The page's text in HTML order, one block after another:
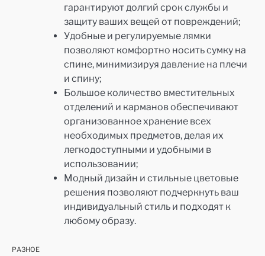
гарантируют долгий срок службы и
защиту ваших вещей от повреждений;
Удобные и регулируемые лямки
позволяют комфортно носить сумку на
спине, минимизируя давление на плечи
и спину;
Большое количество вместительных
отделений и карманов обеспечивают
организованное хранение всех
необходимых предметов, делая их
легкодоступными и удобными в
использовании;
Модный дизайн и стильные цветовые
решения позволяют подчеркнуть ваш
индивидуальный стиль и подходят к
любому образу.
РАЗНОЕ